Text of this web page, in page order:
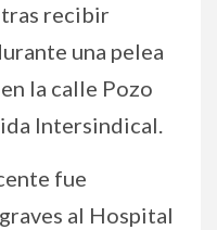
recibir
una pelea
la calle Pozo
Intersindical.
fue
al Hospital